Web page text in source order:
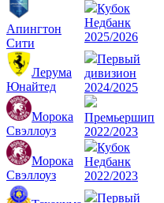
Апингтон
Сити
Кубок
Недбанк
2025/2026
Лерума
Юнайтед
Первый
дивизион
2024/2025
Морока
Свэллоуз
Премьершип
2022/2023
Морока
Свэллоуз
Кубок
Недбанк
2022/2023
Первый